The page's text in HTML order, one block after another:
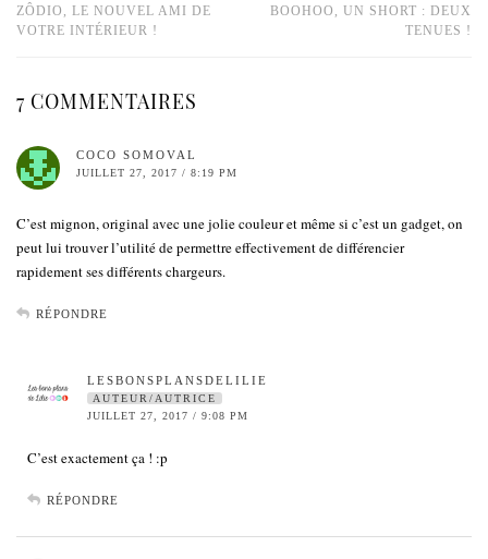
ZÔDIO, LE NOUVEL AMI DE
VOTRE INTÉRIEUR !
BOOHOO, UN SHORT : DEUX
TENUES !
7 COMMENTAIRES
COCO SOMOVAL
JUILLET 27, 2017 / 8:19 PM
C’est mignon, original avec une jolie couleur et même si c’est un gadget, on
peut lui trouver l’utilité de permettre effectivement de différencier
rapidement ses différents chargeurs.
RÉPONDRE
LESBONSPLANSDELILIE
AUTEUR/AUTRICE
JUILLET 27, 2017 / 9:08 PM
C’est exactement ça ! :p
RÉPONDRE